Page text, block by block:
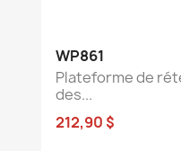
WP861
Plateforme de
des...
212,90 $